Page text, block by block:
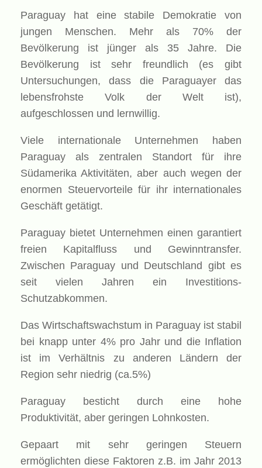
Paraguay hat eine stabile Demokratie von
jungen Menschen. Mehr als 70% der
Bevölkerung ist jünger als 35 Jahre. Die
Bevölkerung ist sehr freundlich (es gibt
Untersuchungen, dass die Paraguayer das
lebensfrohste Volk der Welt ist),
aufgeschlossen und lernwillig.
Viele internationale Unternehmen haben
Paraguay als zentralen Standort für ihre
Südamerika Aktivitäten, aber auch wegen der
enormen Steuervorteile für ihr internationales
Geschäft getätigt.
Paraguay bietet Unternehmen einen garantiert
freien Kapitalfluss und Gewinntransfer.
Zwischen Paraguay und Deutschland gibt es
seit vielen Jahren ein Investitions-
Schutzabkommen.
Das Wirtschaftswachstum in Paraguay ist stabil
bei knapp unter 4% pro Jahr und die Inflation
ist im Verhältnis zu anderen Ländern der
Region sehr niedrig (ca.5%)
Paraguay besticht durch eine hohe
Produktivität, aber geringen Lohnkosten.
Gepaart mit sehr geringen Steuern
ermöglichten diese Faktoren z.B. im Jahr 2013